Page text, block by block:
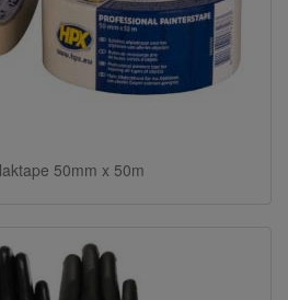
50mm x 50m